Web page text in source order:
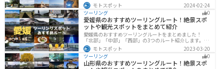
参考にしてください。
モトスポット
2024-02-24
ツーリング
0
愛媛県のおすすめツーリングルート！絶景スポ
ットや観光スポットをまとめて紹介
愛媛県のおすすめツーリングルートをまとめました！
「北部」「中部」「西部」の3つのルート紹介します。山
や海といった自然だけでなく、気軽に渡れる島もあり
様々な楽しみ方ができます。バイクで愛媛県にツーリン
グに行く際は参考にしてください。
モトスポット
2023-03-20
ツーリング
0
山形県のおすすめツーリングルート！絶景スポ